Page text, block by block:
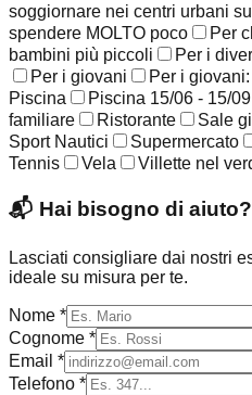
soggiornare nei centri urbani
spendere MOLTO poco
Per
bambini più piccoli
Per i
Per i giovani
Per i giovani:
Piscina
Piscina 15/06 - 15/09
familiare
Ristorante Sale
Sport Nautici
Supermercato
Tennis
Vela Villette nel
📬 Hai bisogno di aiuto?
Lasciati consigliare dai nostri
ideale su misura per te.
Nome *
Cognome *
Email *
Telefono *